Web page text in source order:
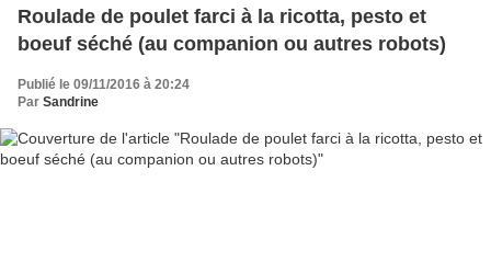
Roulade de poulet farci à la ricotta, pesto et
boeuf séché (au companion ou autres robots)
Publié le 09/11/2016 à 20:24
Par Sandrine